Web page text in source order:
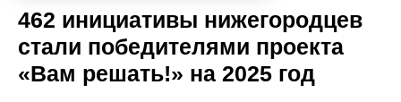
462 инициативы нижегородцев
стали победителями проекта
«Вам решать!» на 2025 год